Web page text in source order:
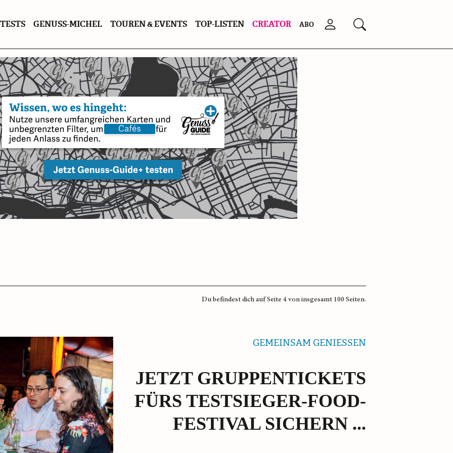
GENUSS-MICHEL TOUREN & EVENTS TOP-LISTEN CREATOR ABO AnmeldenSuchen
Du befindest dich auf Seite 4 von insgesamt 100 Seiten.
GEMEINSAM GENIESSEN
JETZT GRUPPENTICKETS
FÜRS TESTSIEGER-FOOD-
FESTIVAL SICHERN ...